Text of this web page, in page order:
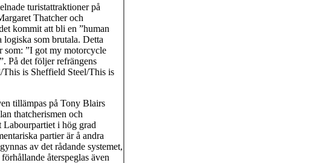
turistattraktioner på
Thatcher och
kommit att bli en ”human
logiska som brutala. Detta
som: ”I got my motorcycle
På det följer refrängens
This is Sheffield Steel/This is
tillämpas på Tony Blairs
thatcherismen och
Labourpartiet i hög grad
partier är å andra
av det rådande systemet,
återspeglas även